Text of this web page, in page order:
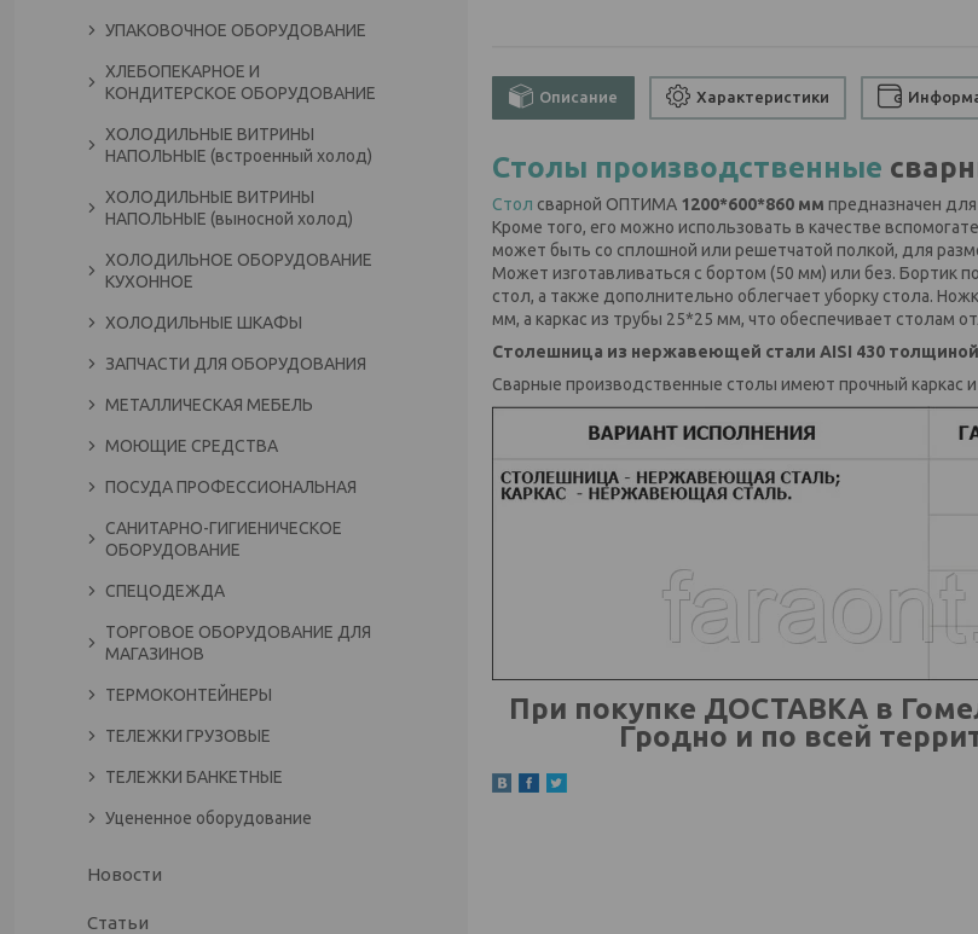
Описание Характеристики
Столы производственные
Стол сварной ОПТИМА 1200*600*860 мм предназначен
Кроме того, его можно использовать в качестве
может быть со сплошной или решетчатой полкой, для
Может изготавливаться с бортом (50 мм) или без. Бортик
стол, а также дополнительно облегчает уборку стола.
мм, а каркас из трубы 25*25 мм, что обеспечивает столам
Столешница из нержавеющей стали AISI 430
Сварные производственные столы имеют прочный каркас
При покупке ДОСТАВКА в
Гродно и по всей
УПАКОВОЧНОЕ ОБОРУДОВАНИЕ
ХЛЕБОПЕКАРНОЕ И
КОНДИТЕРСКОЕ ОБОРУДОВАНИЕ
ХОЛОДИЛЬНЫЕ ВИТРИНЫ
НАПОЛЬНЫЕ (встроенный холод)
ХОЛОДИЛЬНЫЕ ВИТРИНЫ
НАПОЛЬНЫЕ (выносной холод)
ХОЛОДИЛЬНОЕ ОБОРУДОВАНИЕ
КУХОННОЕ
ХОЛОДИЛЬНЫЕ ШКАФЫ
ЗАПЧАСТИ ДЛЯ ОБОРУДОВАНИЯ
МЕТАЛЛИЧЕСКАЯ МЕБЕЛЬ
МОЮЩИЕ СРЕДСТВА
ПОСУДА ПРОФЕССИОНАЛЬНАЯ
САНИТАРНО-ГИГИЕНИЧЕСКОЕ
ОБОРУДОВАНИЕ
СПЕЦОДЕЖДА
ТОРГОВОЕ ОБОРУДОВАНИЕ ДЛЯ
МАГАЗИНОВ
ТЕРМОКОНТЕЙНЕРЫ
ТЕЛЕЖКИ ГРУЗОВЫЕ
ТЕЛЕЖКИ БАНКЕТНЫЕ
Уцененное оборудование
Новости
Статьи